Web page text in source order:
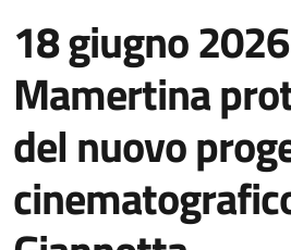
18 giugno
Mamertina
del nuovo